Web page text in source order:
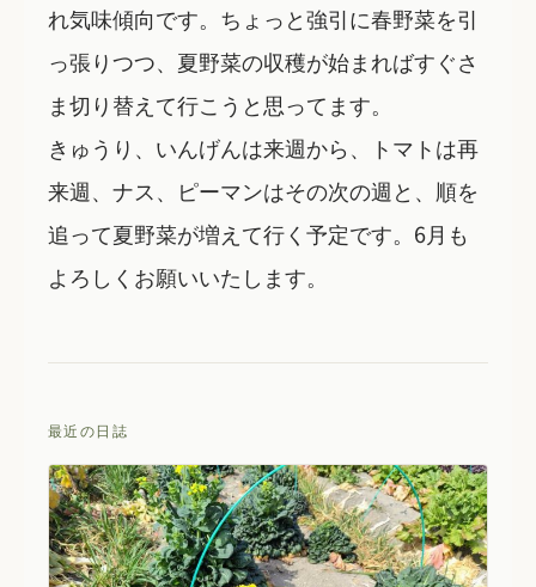
れ気味傾向です。ちょっと強引に春野菜を引
っ張りつつ、夏野菜の収穫が始まればすぐさ
ま切り替えて行こうと思ってます。
きゅうり、いんげんは来週から、トマトは再
来週、ナス、ピーマンはその次の週と、順を
追って夏野菜が増えて行く予定です。6月も
よろしくお願いいたします。
最近の日誌